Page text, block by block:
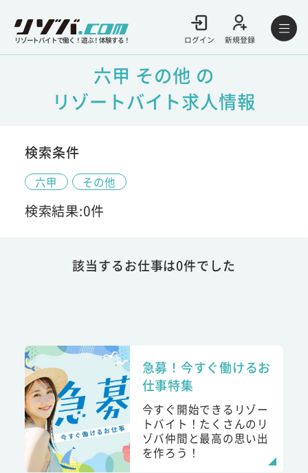
リゾートバイトで働く！遊ぶ！体験する！ ログイン 新規登録
六甲 その他 の
リゾートバイト求人情報
検索条件
六甲 その他
検索結果:0件
該当するお仕事は0件でした
急募！今すぐ働けるお
仕事特集
今すぐ開始できるリゾー
トバイト！たくさんのリ
ゾバ仲間と最高の思い出
を作ろう！